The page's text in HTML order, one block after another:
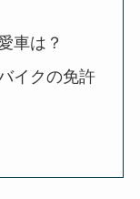
車は？
イクの免許